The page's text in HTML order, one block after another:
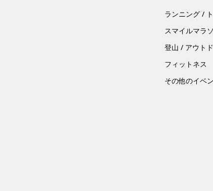
ランニング /
スマイルマラ
登山 / アウト
フィットネス
その他のイベ